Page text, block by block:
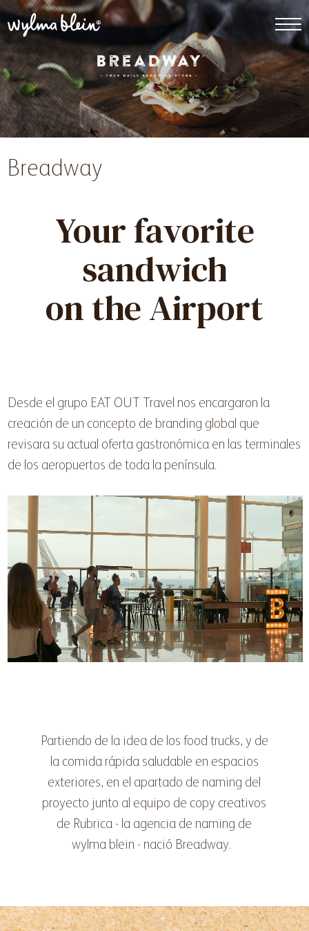
Breadway
Your favorite
sandwich
on the Airport
Desde el grupo EAT OUT Travel nos encargaron la
creación de un concepto de branding global que
revisara su actual oferta gastronómica en las terminales
de los aeropuertos de toda la península.
Partiendo de la idea de los food trucks, y de
la comida rápida saludable en espacios
exteriores, en el apartado de naming del
proyecto junto al equipo de copy creativos
de Rubrica - la agencia de naming de
wylma blein - nació Breadway.